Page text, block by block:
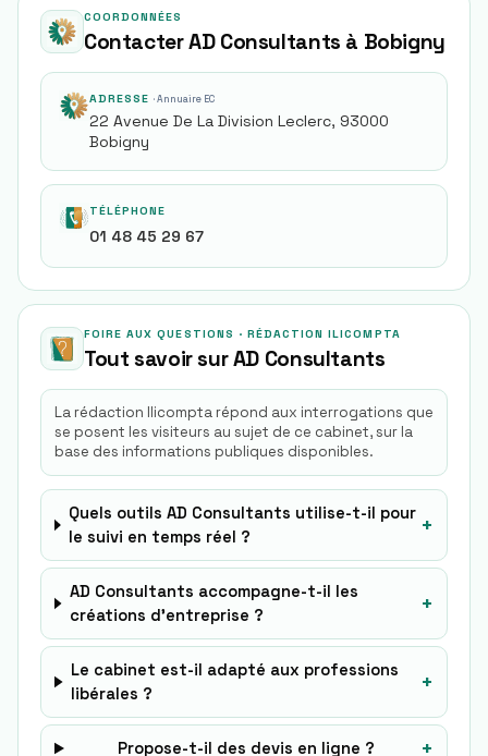
COORDONNÉES
Contacter AD Consultants à Bobigny
ADRESSE· Annuaire EC
22 Avenue De La Division Leclerc, 93000
Bobigny
TÉLÉPHONE
01 48 45 29 67
FOIRE AUX QUESTIONS · RÉDACTION ILICOMPTA
Tout savoir surAD Consultants
La rédaction Ilicompta répond aux interrogations que
se posent les visiteurs au sujet de ce cabinet, sur la
base des informations publiques disponibles.
Quels outils AD Consultants utilise-t-il pour
le suivi en temps réel ?
+
AD Consultants accompagne-t-il les
créations d’entreprise ?
+
Le cabinet est-il adapté aux professions
libérales ?
+
Propose-t-il des devis en ligne ? +